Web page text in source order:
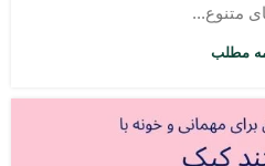
متنوع...
مطلب